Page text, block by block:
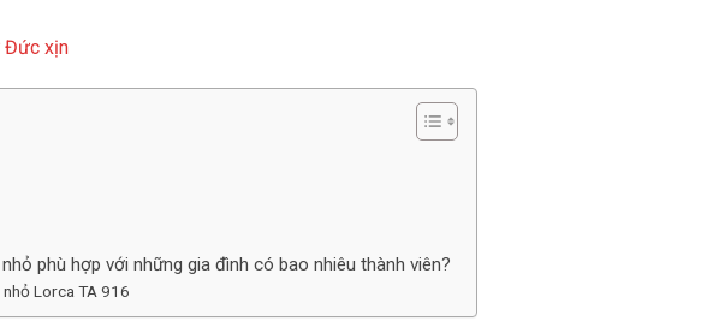
Đức xịn
phù hợp với những gia đình có bao nhiêu thành viên?
Lorca TA 916